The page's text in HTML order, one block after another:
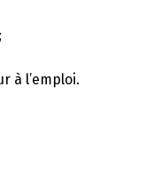
à l’emploi.